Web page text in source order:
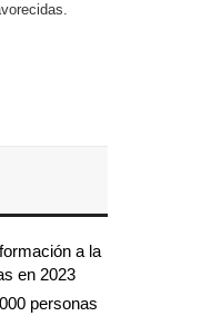
a la
en 2023
personas